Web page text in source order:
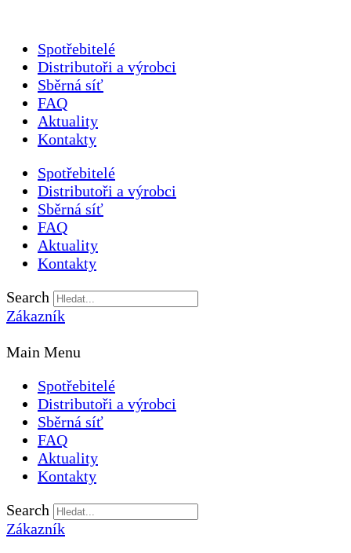
Spotřebitelé
Distributoři a výrobci
Sběrná síť
FAQ
Aktuality
Kontakty
Spotřebitelé
Distributoři a výrobci
Sběrná síť
FAQ
Aktuality
Kontakty
Search
Zákazník
Main Menu
Spotřebitelé
Distributoři a výrobci
Sběrná síť
FAQ
Aktuality
Kontakty
Search
Zákazník